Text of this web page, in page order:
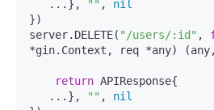
   ...},
"" , nil
})
server.DELETE( "/users/:id" ,
*gin.Context, req *any)
return APIResponse{
   ...},
"" , nil